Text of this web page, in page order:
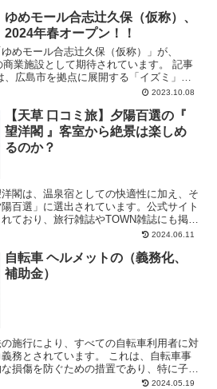
ゆめモール合志辻久保（仮称）、
2024年春オープン！！
めモール合志辻久保（仮称）」が、
業施設として期待されています。 記事
広島市を拠点に展開する「イズミ」に
パー「ゆめマート」を中心に、専...2023.10.08
【天草 口コミ旅】夕陽百選の『
望洋閣 』客室から絶景は楽しめ
るのか？
閣は、温泉宿としての快適性に加え、そ
百選」に選出されています。公式サイト
ており、旅行雑誌やTOWN雑誌にも掲載
評価は信頼できると思われます。2024.06.11
自転車 ヘルメットの（義務化、
補助金）
施行により、すべての自転車利用者に対
務とされています。 これは、自転車事
損傷を防ぐための措置であり、特に子供
者や親族がヘルメットの着用を促...2024.05.19